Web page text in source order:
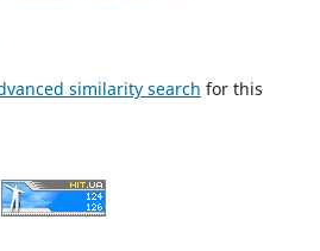
similarity search for this